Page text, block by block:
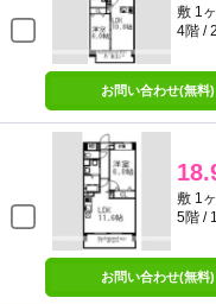
敷 1
4階 /
お問い合わせ(無料)
敷 1
5階 /
お問い合わせ(無料)